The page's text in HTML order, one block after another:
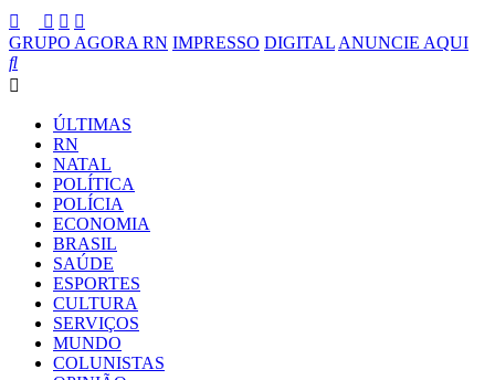
GRUPO AGORA RN IMPRESSO DIGITAL ANUNCIE AQUI
ÚLTIMAS
RN
NATAL
POLÍTICA
POLÍCIA
ECONOMIA
BRASIL
SAÚDE
ESPORTES
CULTURA
SERVIÇOS
MUNDO
COLUNISTAS